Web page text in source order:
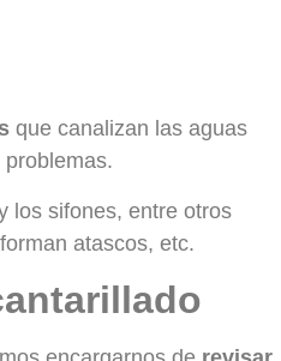
que canalizan las aguas
los sifones, entre otros
atascos, etc.